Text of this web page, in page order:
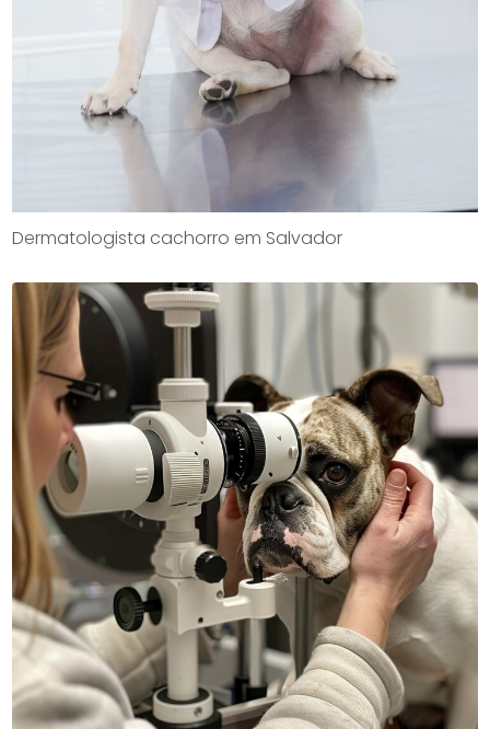
Dermatologista cachorro em Salvador